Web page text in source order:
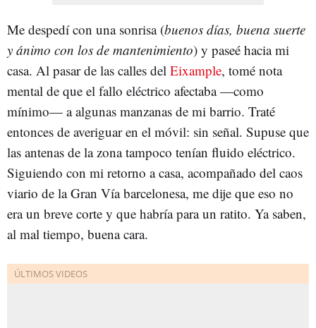
Me despedí con una sonrisa (buenos días, buena suerte
y ánimo con los de mantenimiento) y paseé hacia mi
casa. Al pasar de las calles del Eixample, tomé nota
mental de que el fallo eléctrico afectaba—como
mínimo— a algunas manzanas de mi barrio. Traté
entonces de averiguar en el móvil: sin señal. Supuse que
las antenas de la zona tampoco tenían fluido eléctrico.
Siguiendo con mi retorno a casa, acompañado del caos
viario de la Gran Vía barcelonesa, me dije que eso no
era un breve corte y que habría para un ratito. Ya saben,
al mal tiempo, buena cara.